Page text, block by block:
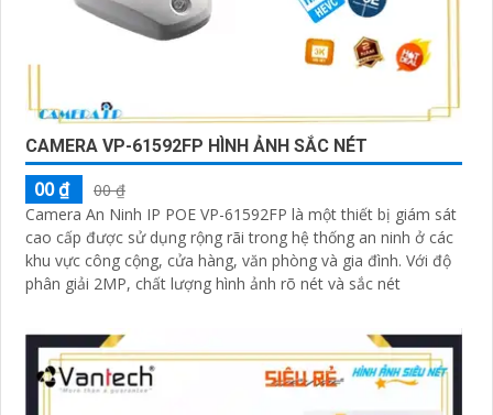
CAMERA VP-61592FP HÌNH ẢNH SẮC NÉT
00 ₫
00 ₫
Camera An Ninh IP POE VP-61592FP là một thiết bị giám sát
cao cấp được sử dụng rộng rãi trong hệ thống an ninh ở các
khu vực công cộng, cửa hàng, văn phòng và gia đình. Với độ
phân giải 2MP, chất lượng hình ảnh rõ nét và sắc nét